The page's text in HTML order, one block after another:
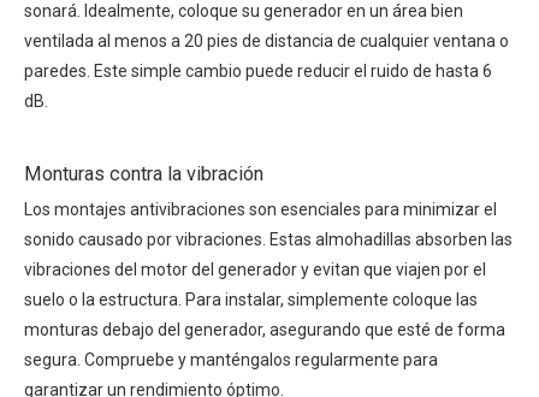
sonará. Idealmente, coloque su generador en un área bien
ventilada al menos a 20 pies de distancia de cualquier ventana o
paredes. Este simple cambio puede reducir el ruido de hasta 6
dB.
Monturas contra la vibración
Los montajes antivibraciones son esenciales para minimizar el
sonido causado por vibraciones. Estas almohadillas absorben las
vibraciones del motor del generador y evitan que viajen por el
suelo o la estructura. Para instalar, simplemente coloque las
monturas debajo del generador, asegurando que esté de forma
segura. Compruebe y manténgalos regularmente para
garantizar un rendimiento óptimo.